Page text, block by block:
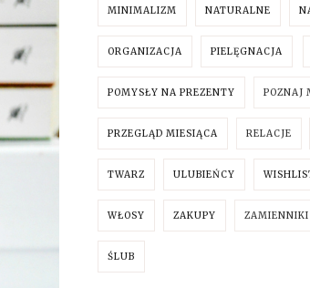
MINIMALIZM NATURALNE
ORGANIZACJA PIELĘGNACJA
POMYSŁY NA PREZENTY POZNAJ
PRZEGLĄD MIESIĄCA RELACJE
TWARZ ULUBIEŃCY
WŁOSY ZAKUPY ZAMIENNIKI
ŚLUB